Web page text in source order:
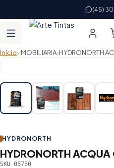
(45)
Início›IMOBILIARIA›HYDRONORTH
HYDRONORTH
HYDRONORTH ACQUA
SKU 05750